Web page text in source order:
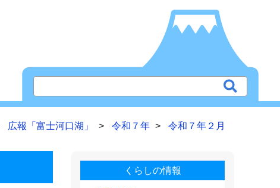
広報「富士河口湖」 令和７年 令和７年２月
くらしの情報